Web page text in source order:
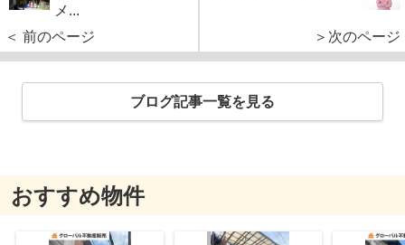
メ...
＜ 前のページ
＞次のページ
ブログ記事一覧を見る
おすすめ物件